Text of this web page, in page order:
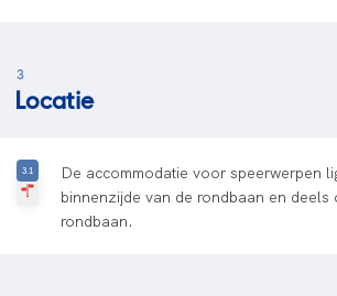
3
Locatie
De accommodatie voor speerwerpen
binnenzijde van de rondbaan en deels
rondbaan.